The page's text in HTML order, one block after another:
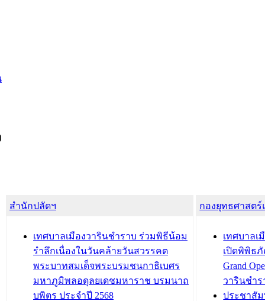
สำนักปลัดฯ
เทศบาลเมืองวารินชำราบ ร่วมพิธีน้อม
รำลึกเนื่องในวันคล้ายวันสวรรคต
พระบาทสมเด็จพระบรมชนกาธิเบศร
มหาภูมิพลอดุลยเดชมหาราช บรมนาถ
บพิตร ประจำปี 2568
กองยุทธศาสต
เทศบาลเ
เปิดพิพิธภั
Grand
วารินชำร
ประชาสัม